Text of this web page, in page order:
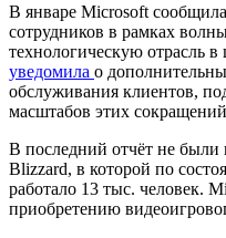
В январе Microsoft
сотрудников в рамках
технологическую отрасль
уведомила о
обслуживания клиентов,
масштабов этих
В последний отчёт не
Blizzard, в которой по
работало 13 тыс. человек.
приобретению